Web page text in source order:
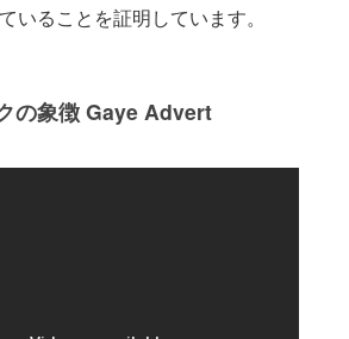
いることを証明しています。
の象徴 Gaye Advert